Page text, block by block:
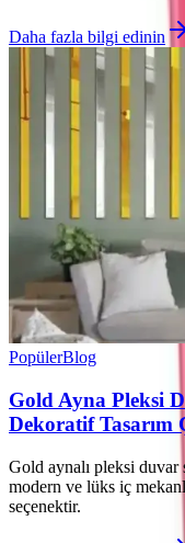
Daha fazla bilgi edinin
PopülerBlog
Gold Ayna Pleksi
Dekoratif Tasarım
Gold aynalı pleksi duvar
modern ve lüks iç
seçenektir.